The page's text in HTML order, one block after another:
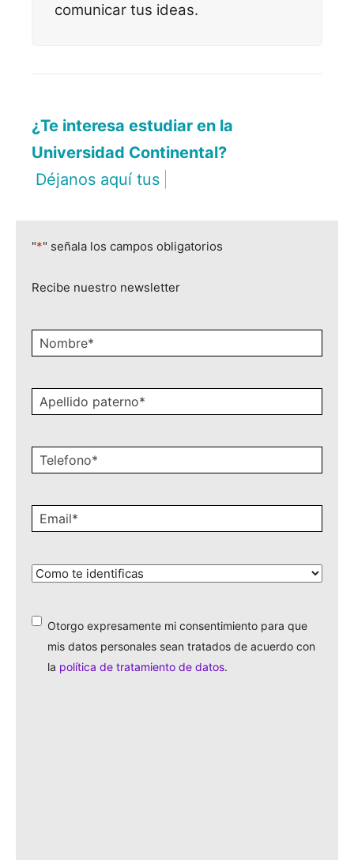
comunicar tus ideas.
¿Te interesa estudiar en la
Universidad Continental?
Déjanos aquí tus datos.
"*" señala los campos obligatorios
Recibe nuestro newsletter
Nombre*
Apellido
paterno*
Celular*
Email*
¿Cómo
identificas?
*
Otorgo expresamente mi consentimiento para que
mis datos personales sean tratados de acuerdo con
la política de tratamiento de datos.